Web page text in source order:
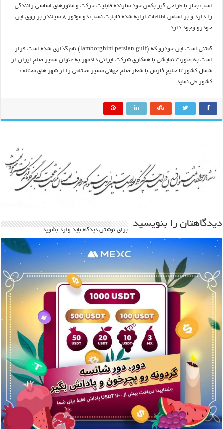
اسب بخار با طراحی گیر بکس خود سازنده قابلیت حرکت و مانورهای اساسی رانندگی
را دارد و بر اساس اطلاعات ارایه شده قابلیت نسب دو موتور ۸ سیلندر بر روی این
خودرو وجود دارد.
گفتنی است این خودرو که (lamborghini persian gulf) نام گذاری شده است قرار
است به صورت نمایشی با همکاری شرکت ایرانی دادمهر به عنوان سفیر صلح ایران از
شمال کشور تا خلیج فارس با شعار صلح جهانی مسیر مختلفی را از شهر های مختلف
کشور طی نماید.
دیدگاهتان را بنویسید
برای نوشتن دیدگاه باید وارد بشوید.